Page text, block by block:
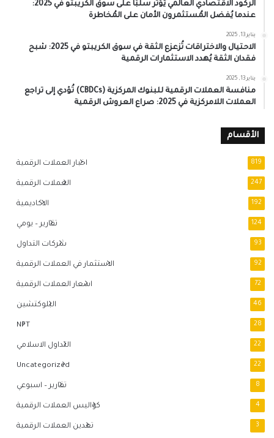
الركود الاقتصادي العالمي يُؤثر سلبًا على سوق الكريبتو في 2025:
عندما يُفضل المُستثمرون الأمان على المُخاطرة
يناير 13, 2025
الاحتيال والاختراقات تُزعزع الثقة في سوق الكريبتو في 2025: شبح
فقدان الثقة يُهدد الاستثمارات الرقمية
يناير 13, 2025
منافسة العملات الرقمية للبنوك المركزية (CBDCs) تُؤدي إلى تراجع
العملات اللامركزية في 2025: صراع العروش الرقمية
الأقسام
اخبار العملات الرقمية 819
العملات الرقمية 247
الاكاديمية 192
تقارير – يومي 124
شركات التداول 93
الاستثمار في العملات الرقمية 92
اسعار العملات الرقمية 72
البلوكتشين 46
NFT 28
التداول الاسلامي 22
Uncategorized 22
تقارير – اسبوعي 8
كواليس العملات الرقمية 4
تعدين العملات الرقمية 3